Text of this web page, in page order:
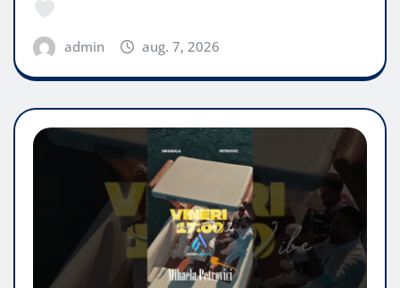
admin aug. 7, 2026